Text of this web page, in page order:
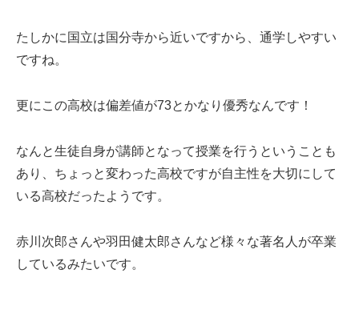
たしかに国立は国分寺から近いですから、通学しやすい
ですね。
更にこの高校は偏差値が73とかなり優秀なんです！
なんと生徒自身が講師となって授業を行うということも
あり、ちょっと変わった高校ですが自主性を大切にして
いる高校だったようです。
赤川次郎さんや羽田健太郎さんなど様々な著名人が卒業
しているみたいです。